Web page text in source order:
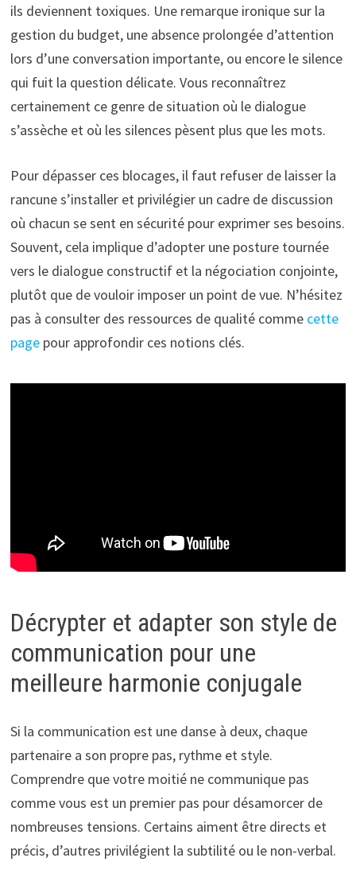
ils deviennent toxiques. Une remarque ironique sur la
gestion du budget, une absence prolongée d’attention
lors d’une conversation importante, ou encore le silence
qui fuit la question délicate. Vous reconnaîtrez
certainement ce genre de situation où le dialogue
s’assèche et où les silences pèsent plus que les mots.
Pour dépasser ces blocages, il faut refuser de laisser la
rancune s’installer et privilégier un cadre de discussion
où chacun se sent en sécurité pour exprimer ses besoins.
Souvent, cela implique d’adopter une posture tournée
vers le dialogue constructif et la négociation conjointe,
plutôt que de vouloir imposer un point de vue. N’hésitez
pas à consulter des ressources de qualité comme cette
pagepour approfondir ces notions clés.
Décrypter et adapter son style de
communication pour une
meilleure harmonie conjugale
Si la communication est une danse à deux, chaque
partenaire a son propre pas, rythme et style.
Comprendre que votre moitié ne communique pas
comme vous est un premier pas pour désamorcer de
nombreuses tensions. Certains aiment être directs et
précis, d’autres privilégient la subtilité ou le non-verbal.